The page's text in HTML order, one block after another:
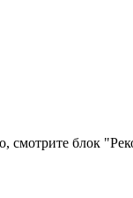
блок